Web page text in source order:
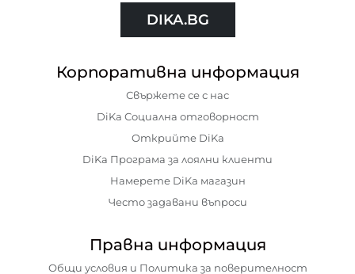
DIKA.BG
Корпоративна информация
Свържете се с нас
DiKa Социална отговорност
Открийте DiKa
DiKa Програма за лоялни клиенти
Намерете DiKa магазин
Често задавани въпроси
Правна информация
Общи условия и Политика за поверителност